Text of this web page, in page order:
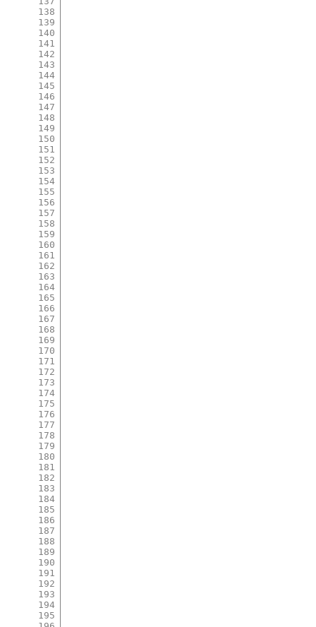
138
139
140
141
142
143
144
145
146
147
148
149
150
151
152
153
154
155
156
157
158
159
160
161
162
163
164
165
166
167
168
169
170
171
172
173
174
175
176
177
178
179
180
181
182
183
184
185
186
187
188
189
190
191
192
193
194
195